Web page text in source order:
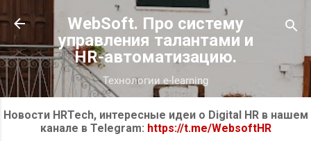
К основному контенту
WebSoft. Про систему
управления талантами и
HR-автоматизацию.
Технологии e-learning
Новости HRTech, интересные идеи о Digital HR в нашем
канале в Telegram: https://t.me/WebsoftHR